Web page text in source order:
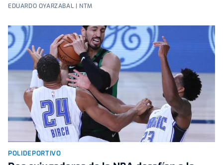
EDUARDO OYARZABAL | NTM
POLIDEPORTIVO